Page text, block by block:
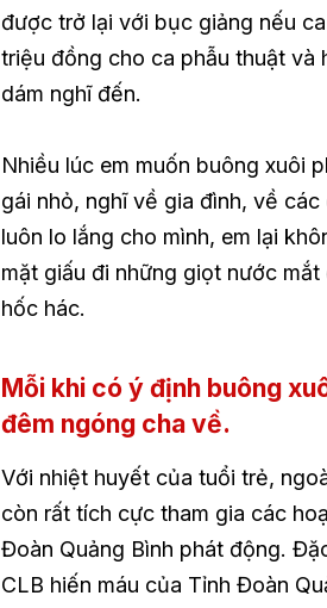
được trở lại với bục giảng nếu
triệu đồng cho ca phẫu thuật và
dám nghĩ đến.
Nhiều lúc em muốn buông xuôi
gái nhỏ, nghĩ về gia đình, về
luôn lo lắng cho mình, em lại
mặt giấu đi những giọt nước
hốc hác.
Mỗi khi có ý định buông
đêm ngóng cha về.
Với nhiệt huyết của tuổi trẻ,
còn rất tích cực tham gia các
Đoàn Quảng Bình phát động.
CLB hiến máu của Tỉnh Đoàn